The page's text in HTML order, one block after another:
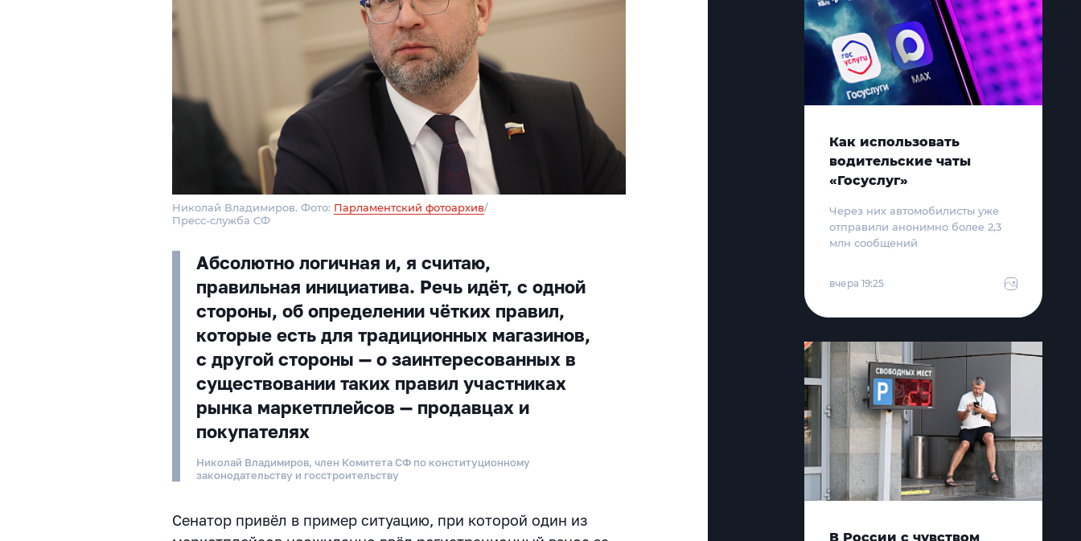
Николай Владимиров. Фото: Парламентский фотоархив/
Пресс-служба СФ
Абсолютно логичная и, я считаю,
правильная инициатива. Речь идёт, с одной
стороны, об определении чётких правил,
которые есть для традиционных магазинов,
с другой стороны — о заинтересованных в
существовании таких правил участниках
рынка маркетплейсов — продавцах и
покупателях
Николай Владимиров, член Комитета СФ по конституционному
законодательству и госстроительству
Сенатор привёл в пример ситуацию, при которой один из
Как использовать
водительские чаты
«Госуслуг»
Через них автомобилисты уже
отправили анонимно более 2,3
млн сообщений
вчера 19:25
В России с чувством